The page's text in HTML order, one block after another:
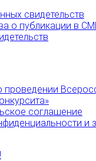
свидетельств
о публикации в
соглашение
и